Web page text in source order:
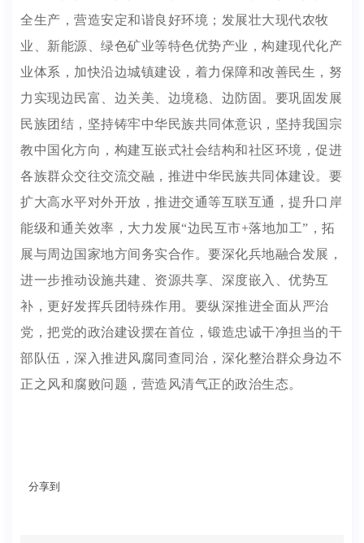
全生产，营造安定和谐良好环境；发展壮大现代农牧
业、新能源、绿色矿业等特色优势产业，构建现代化产
业体系，加快沿边城镇建设，着力保障和改善民生，努
力实现边民富、边关美、边境稳、边防固。要巩固发展
民族团结，坚持铸牢中华民族共同体意识，坚持我国宗
教中国化方向，构建互嵌式社会结构和社区环境，促进
各族群众交往交流交融，推进中华民族共同体建设。要
扩大高水平对外开放，推进交通等互联互通，提升口岸
能级和通关效率，大力发展“边民互市+落地加工”，拓
展与周边国家地方间务实合作。要深化兵地融合发展，
进一步推动设施共建、资源共享、深度嵌入、优势互
补，更好发挥兵团特殊作用。要纵深推进全面从严治
党，把党的政治建设摆在首位，锻造忠诚干净担当的干
部队伍，深入推进风腐同查同治，深化整治群众身边不
正之风和腐败问题，营造风清气正的政治生态。
分享到